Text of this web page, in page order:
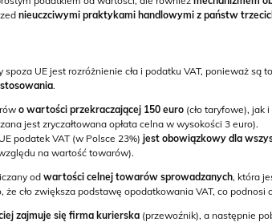
nieuczciwymi praktykami handlowymi z państw
UE jest rozróżnienie cła i podatku VAT, ponieważ są to
.
o wartości przekraczającej 150 euro (cło taryfowe), jak i
jest zryczałtowana opłata celna w wysokości 3 euro).
podatek VAT (w Polsce 23%) jest obowiązkowy dla
na wartość towarów).
od wartości celnej towarów sprowadzanych, która
że cło zwiększa podstawę opodatkowania VAT, co podnosi
zajmuje się firma kurierska (przewoźnik), a następnie